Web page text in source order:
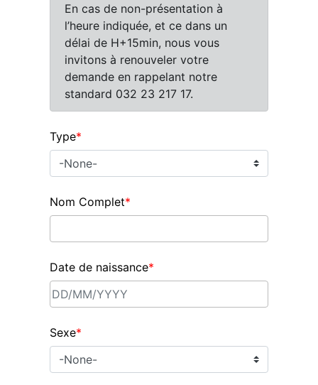
En cas de non-présentation à
l’heure indiquée, et ce dans un
délai de H+15min, nous vous
invitons à renouveler votre
demande en rappelant notre
standard 032 23 217 17.
Type*
Nom Complet*
Date de naissance*
Sexe*